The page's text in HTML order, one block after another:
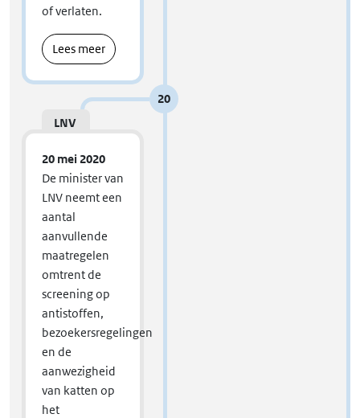
of verlaten.
Lees meer
20
LNV
20 mei 2020
De minister van
LNV neemt een
aantal
aanvullende
maatregelen
omtrent de
screening op
antistoffen,
bezoekersregelingen
en de
aanwezigheid
van katten op
het